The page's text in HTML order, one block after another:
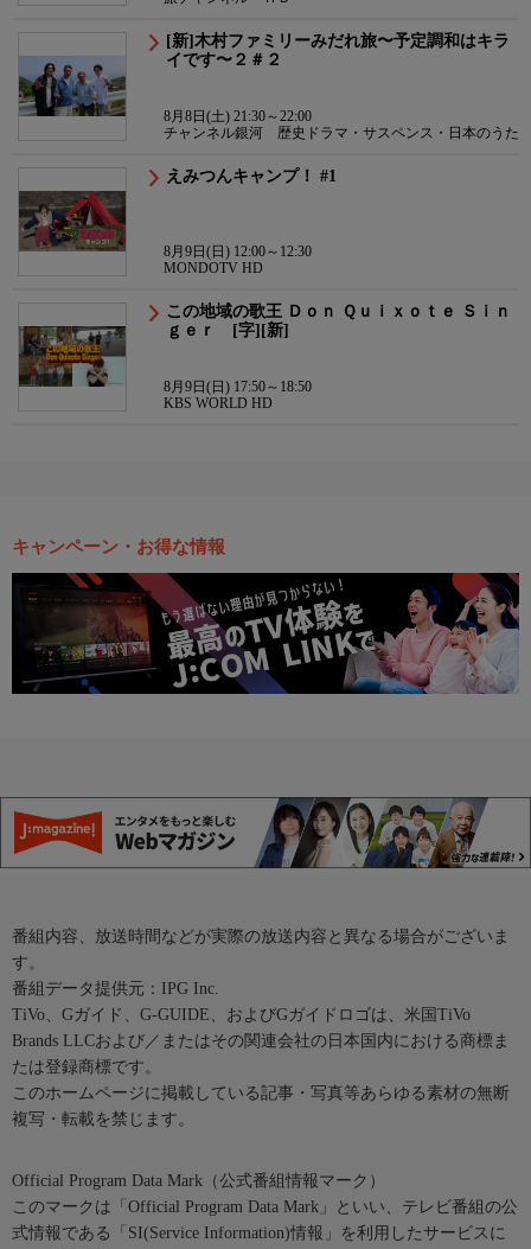
[新]木村ファミリーみだれ旅〜予定調和はキラ
イです〜２＃２
8月8日(土) 21:30～22:00
チャンネル銀河 歴史ドラマ・サスペンス・日本のうた
えみつんキャンプ！ #1
8月9日(日) 12:00～12:30
MONDOTV HD
この地域の歌王 Ｄｏｎ Ｑｕｉｘｏｔｅ Ｓｉｎ
ｇｅｒ [字][新]
8月9日(日) 17:50～18:50
KBS WORLD HD
キャンペーン・お得な情報
番組内容、放送時間などが実際の放送内容と異なる場合がございま
す。
番組データ提供元：IPG Inc.
TiVo、Gガイド、G-GUIDE、およびGガイドロゴは、米国TiVo
Brands LLCおよび／またはその関連会社の日本国内における商標ま
たは登録商標です。
このホームページに掲載している記事・写真等あらゆる素材の無断
複写・転載を禁じます。
Official Program Data Mark（公式番組情報マーク）
このマークは「Official Program Data Mark」といい、テレビ番組の公
式情報である「SI(Service Information)情報」を利用したサービスに